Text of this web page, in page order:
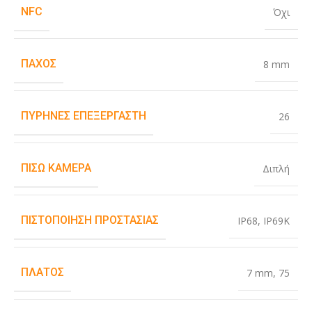
NFC Όχι
ΠΆΧΟΣ 8 mm
ΠΥΡΉΝΕΣ ΕΠΕΞΕΡΓΑΣΤΉ 26
ΠΊΣΩ ΚΆΜΕΡΑ Διπλή
ΠΙΣΤΟΠΟΊΗΣΗ ΠΡΟΣΤΑΣΊΑΣ IP68, IP69K
ΠΛΆΤΟΣ 7 mm, 75